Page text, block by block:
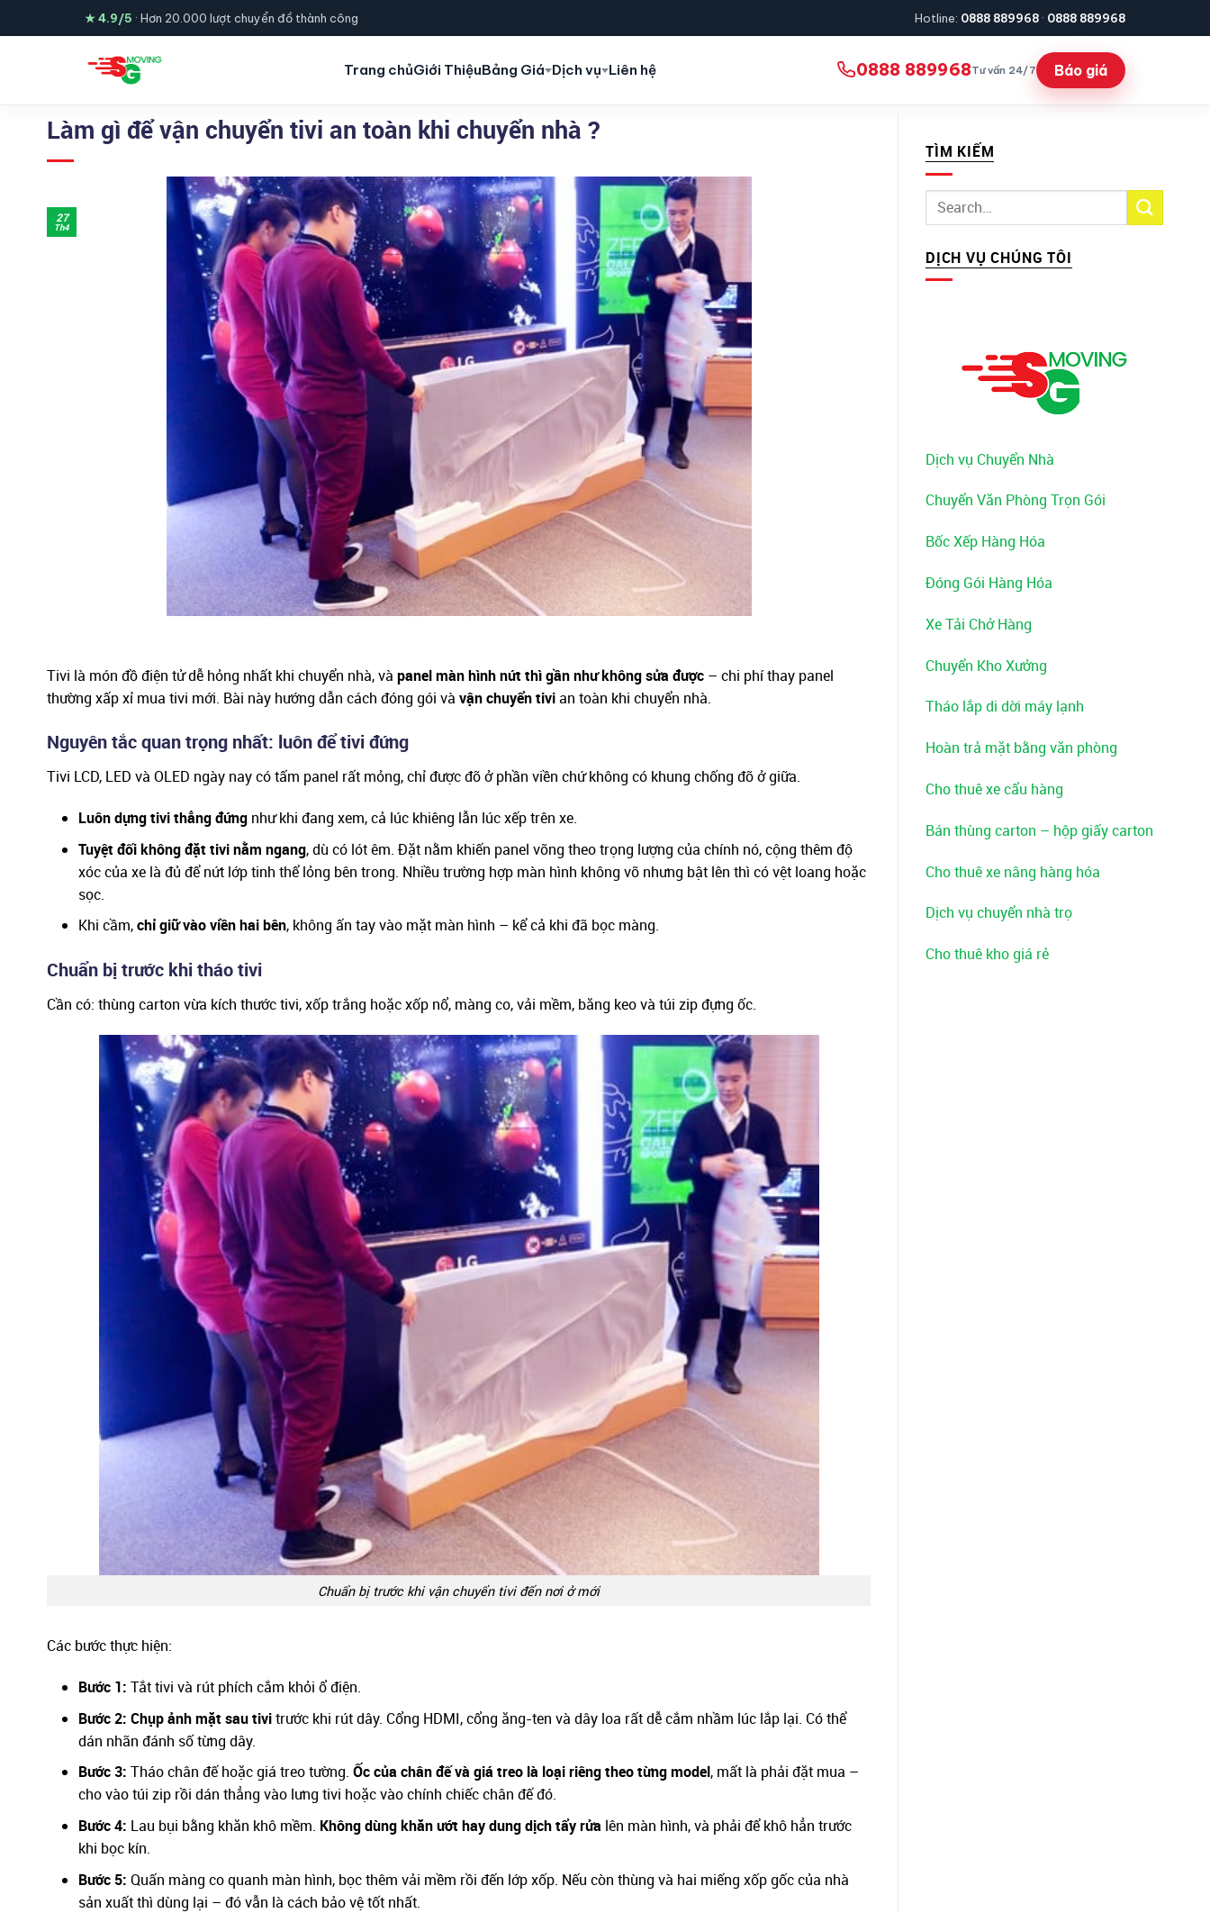
to
★ 4.9/5 · Hơn 20.000 lượt chuyển đồ thành công Hotline: 0888 889968 · 0888 889968
Trang chủGiới ThiệuBảng Giá Dịch vụ Liên hệ 0888 889968Tư vấn 24/7 Báo giá
Làm gì để vận chuyển tivi an toàn khi chuyển nhà ?
27
Th4
Tivi là món đồ điện tử dễ hỏng nhất khi chuyển nhà, và panel màn hình nứt thì gần như không sửa được – chi phí thay panel
thường xấp xỉ mua tivi mới. Bài này hướng dẫn cách đóng gói và vận chuyển tivian toàn khi chuyển nhà.
Nguyên tắc quan trọng nhất: luôn để tivi đứng
Tivi LCD, LED và OLED ngày nay có tấm panel rất mỏng, chỉ được đỡ ở phần viền chứ không có khung chống đỡ ở giữa.
Luôn dựng tivi thẳng đứng như khi đang xem, cả lúc khiêng lẫn lúc xếp trên xe.
Tuyệt đối không đặt tivi nằm ngang, dù có lót êm. Đặt nằm khiến panel võng theo trọng lượng của chính nó, cộng thêm độ
xóc của xe là đủ để nứt lớp tinh thể lỏng bên trong. Nhiều trường hợp màn hình không vỡ nhưng bật lên thì có vệt loang hoặc
sọc.
Khi cầm,chỉ giữ vào viền hai bên, không ấn tay vào mặt màn hình – kể cả khi đã bọc màng.
Chuẩn bị trước khi tháo tivi
Cần có: thùng carton vừa kích thước tivi, xốp trắng hoặc xốp nổ, màng co, vải mềm, băng keo và túi zip đựng ốc.
Chuẩn bị trước khi vận chuyển tivi đến nơi ở mới
Các bước thực hiện:
Bước 1: Tắt tivi và rút phích cắm khỏi ổ điện.
Bước 2: Chụp ảnh mặt sau tivitrước khi rút dây. Cổng HDMI, cổng ăng-ten và dây loa rất dễ cắm nhầm lúc lắp lại. Có thể
dán nhãn đánh số từng dây.
Bước 3: Tháo chân đế hoặc giá treo tường. Ốc của chân đế và giá treo là loại riêng theo từng model, mất là phải đặt mua –
cho vào túi zip rồi dán thẳng vào lưng tivi hoặc vào chính chiếc chân đế đó.
Bước 4: Lau bụi bằng khăn khô mềm. Không dùng khăn ướt hay dung dịch tẩy rửa lên màn hình, và phải để khô hẳn trước
khi bọc kín.
Bước 5: Quấn màng co quanh màn hình, bọc thêm vải mềm rồi đến lớp xốp. Nếu còn thùng và hai miếng xốp gốc của nhà
sản xuất thì dùng lại – đó vẫn là cách bảo vệ tốt nhất.
TÌM KIẾM
DỊCH VỤ CHÚNG TÔI
Dịch vụ Chuyển Nhà
Chuyển Văn Phòng Trọn Gói
Bốc Xếp Hàng Hóa
Đóng Gói Hàng Hóa
Xe Tải Chở Hàng
Chuyển Kho Xưởng
Tháo lắp di dời máy lạnh
Hoàn trả mặt bằng văn phòng
Cho thuê xe cẩu hàng
Bán thùng carton – hộp giấy carton
Cho thuê xe nâng hàng hóa
Dịch vụ chuyển nhà trọ
Cho thuê kho giá rẻ